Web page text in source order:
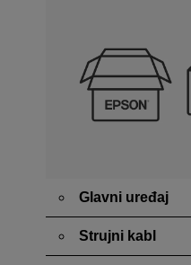
Glavni uređaj
Strujni kabl